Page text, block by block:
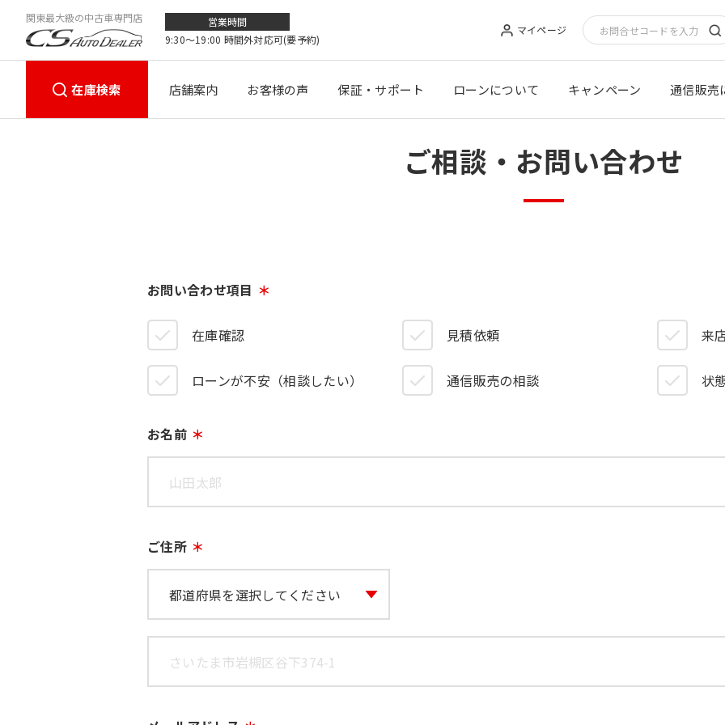
関東最大級の中古車専門店
営業時間
9:30〜19:00 時間外対応可(要予約)
マイページ
在庫検索 店舗案内 お客様の声 保証・サポート ローンについて キャンペーン 通信販売
ご相談・お問い合わせ
お問い合わせ項目
在庫確認 見積依頼 来
ローンが不安（相談したい） 通信販売の相談 状
お名前
ご住所